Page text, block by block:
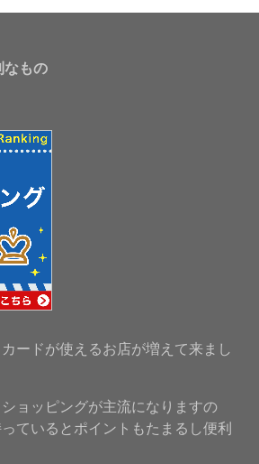
なもの
ードが使えるお店が増えて来まし
ョッピングが主流になりますの
ているとポイントもたまるし便利